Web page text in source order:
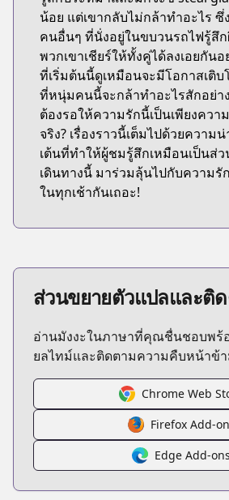
น้อย แต่เขากลับไม่กล้าทำอะไร ซึ่
คนอื่นๆ ที่นั่งอยู่ในขบวนรถไฟรู้สึก
พวกเขาเชียร์ให้ทั้งคู่ได้ลงเอยกัน
ที่เริ่มต้นนี้ดูเหมือนจะมีโอกาสเติ
ที่หนุ่มคนนี้จะกล้าทำอะไรสักอย่า
ต้องรอให้ความรักนี้เป็นเพียงควา
จริง? เรื่องราวนี้เต็มไปด้วยควา
เต้นที่ทำให้ผู้ชมรู้สึกเหมือนเป็นส่
เดินทางนี้ มาร่วมลุ้นไปกับความรั
ในทุกเช้ากันเถอะ!
ส่วนขยายตัวแปลและติ
อ่านมังงะในภาษาที่คุณชื่นชอบพร้
ยลไทม์และติดตามความคืบหน้าข้
Chrome Web
Firefox Add-
Edge Add-ons